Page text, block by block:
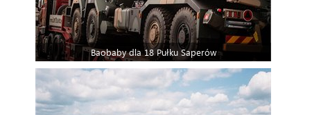
Baobaby dla 18 Pułku Saperów